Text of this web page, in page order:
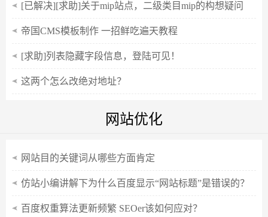
[已解决][求助]关于mip站点，二级类目mip的构想疑问
帝国CMS模板制作 一招鲜吃遍天教程
[求助]列表隐藏字段信息，登陆可见！
这两个怎么改绝对地址？
网站优化
网站目的关键词从哪些方面肯定
仿站小编讲解下为什么百度显示“网站标题”是错误的？
百度权重算法更新频繁 SEOer该如何应对？